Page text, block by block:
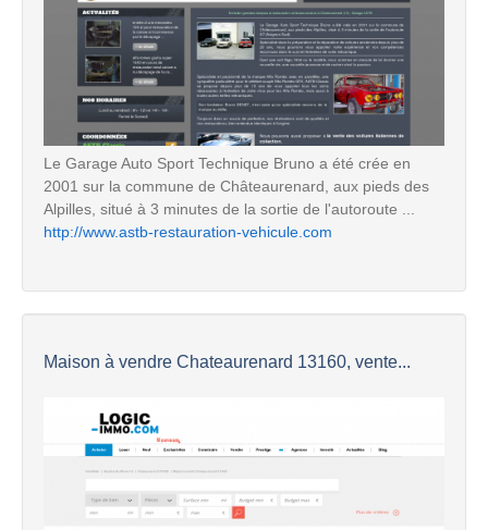
Le Garage Auto Sport Technique Bruno a été crée en
2001 sur la commune de Châteaurenard, aux pieds des
Alpilles, situé à 3 minutes de la sortie de l'autoroute ...
http://www.astb-restauration-vehicule.com
Maison à vendre Chateaurenard 13160, vente...